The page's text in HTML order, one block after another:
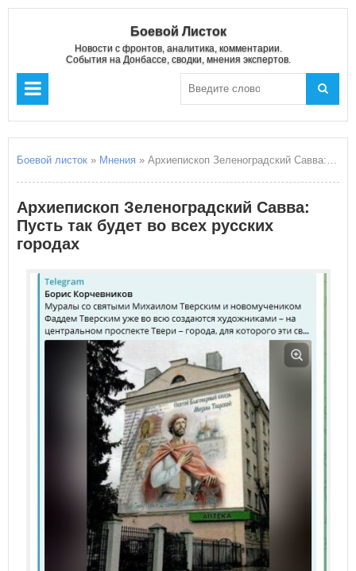
Боевой Листок
Новости с фронтов, аналитика, комментарии.
События на Донбассе, сводки, мнения экспертов.
Боевой листок » Мнения » Архиепископ Зеленоградский Савва: Пусть так будет во всех русских городах
Архиепископ Зеленоградский Савва:
Пусть так будет во всех русских
городах